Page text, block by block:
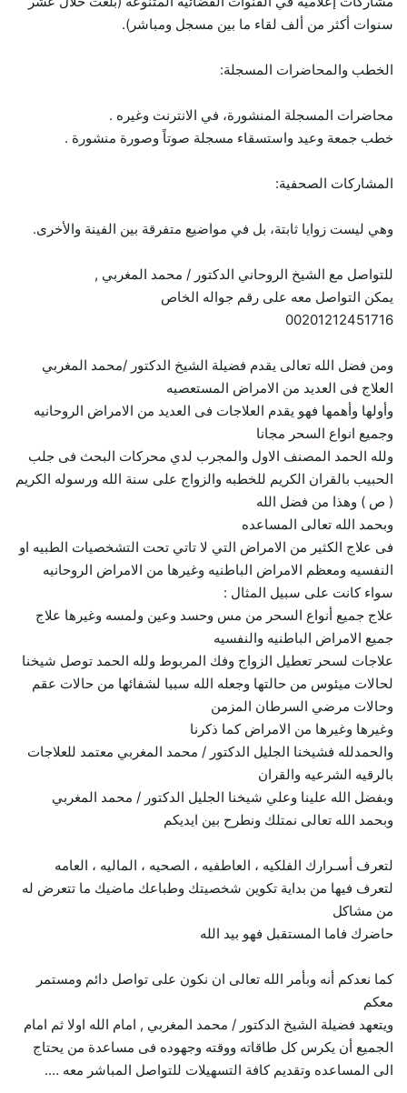
سنوات أكثر من ألف لقاء ما بين مسجل ومباشر).
الخطب والمحاضرات المسجلة:
محاضرات المسجلة المنشورة، في الانترنت وغيره .
خطب جمعة وعيد واستسقاء مسجلة صوتاً وصورة منشورة .
المشاركات الصحفية:
وهي ليست زوايا ثابتة، بل في مواضيع متفرقة بين الفينة والأخرى.
للتواصل مع الشيخ الروحاني الدكتور / محمد المغربي ,
يمكن التواصل معه على رقم جواله الخاص
00201212451716
ومن فضل الله تعالى يقدم فضيلة الشيخ الدكتور /محمد المغربي
العلاج فى العديد من الامراض المستعصيه
وأولها وأهمها فهو يقدم العلاجات فى العديد من الامراض الروحانيه
وجميع انواع السحر مجانا
ولله الحمد المصنف الاول والمجرب لدي محركات البحث فى جلب
الحبيب بالقران الكريم للخطبه والزواج على سنة الله ورسوله الكريم
( ص ) وهذا من فضل الله
وبحمد الله تعالى المساعده
فى علاج الكثير من الامراض التي لا تاتي تحت التشخصيات الطبيه او
النفسيه ومعظم الامراض الباطنيه وغيرها من الامراض الروحانيه
سواء كانت على سبيل المثال :
علاج جميع أنواع السحر من مس وحسد وعين ولمسه وغيرها علاج
جميع الامراض الباطنيه والنفسيه
علاجات لسحر تعطيل الزواج وفك المربوط ولله الحمد توصل شيخنا
لحالات ميئوس من حالتها وجعله الله سببا لشفائها من حالات عقم
وحالات مرضي السرطان المزمن
وغيرها وغيرها من الامراض كما ذكرنا
والحمدلله فشيخنا الجليل الدكتور / محمد المغربي معتمد للعلاجات
بالرقيه الشرعيه والقران
وبفضل الله علينا وعلي شيخنا الجليل الدكتور / محمد المغربي
وبحمد الله تعالى نمتلك ونطرح بين ايديكم
لتعرف أسـرارك الفلكيه ، العاطفيه ، الصحيه ، الماليه ، العامه
لتعرف فيها من بداية تكوين شخصيتك وطباعك ماضيك ما تتعرض له
من مشاكل
حاضرك فاما المستقبل فهو بيد الله
كما نعدكم أنه وبأمر الله تعالى ان نكون على تواصل دائم ومستمر
معكم
ويتعهد فضيلة الشيخ الدكتور / محمد المغربي , امام الله اولا ثم امام
الجميع أن يكرس كل طاقاته ووقته وجهوده فى مساعدة من يحتاج
الى المساعده وتقديم كافة التسهيلات للتواصل المباشر معه ….